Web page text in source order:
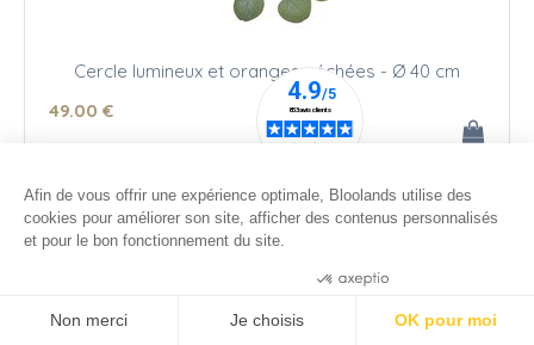
Cercle lumineux et oranges séchées - Ø 40 cm
49.00 €
Afin de vous offrir une expérience optimale, Bloolands utilise des
cookies pour améliorer son site, afficher des contenus personnalisés
et pour le bon fonctionnement du site.
Non merci Je choisis OK pour moi